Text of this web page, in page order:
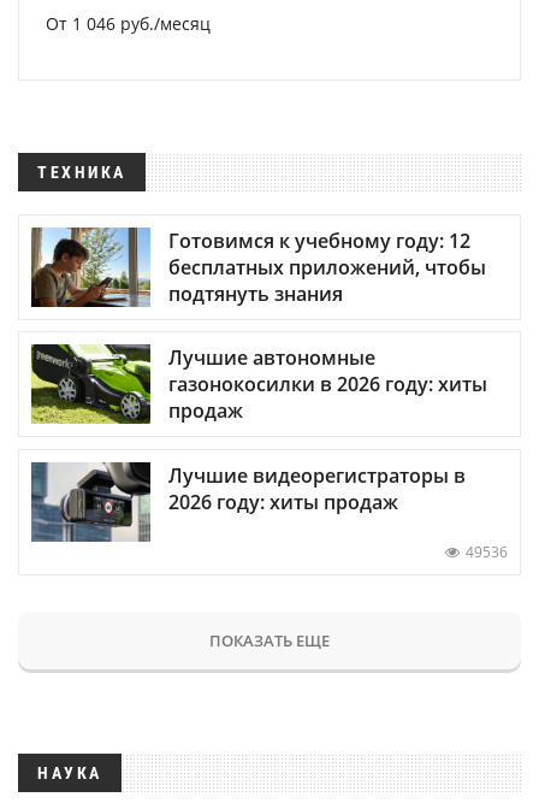
От 1 046 руб./месяц
ТЕХНИКА
Готовимся к учебному году: 12
бесплатных приложений, чтобы
подтянуть знания
Лучшие автономные
газонокосилки в 2026 году: хиты
продаж
Лучшие видеорегистраторы в
2026 году: хиты продаж
49536
ПОКАЗАТЬ ЕЩЕ
НАУКА